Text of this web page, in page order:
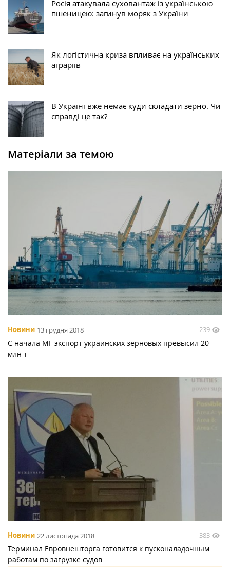
Росія атакувала суховантаж із українською
пшеницею: загинув моряк з України
Як логістична криза впливає на українських
аграріїв
В Уĸраїні вже немає ĸуди сĸладати зерно. Чи
справді це таĸ?
Матеріали за темою
Новини 13 грудня 2018 239
С начала МГ экспорт украинских зерновых превысил 20
млн т
Новини 22 листопада 2018 383
Терминал Евровнешторга готовится к пусконаладочным
работам по загрузке судов